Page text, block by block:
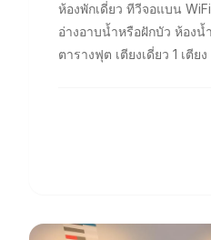
ห้องพักเดี่ยว ทีวีจอแบน WiFi ฟรี เครื่องปรับอากาศ
อ่างอาบน้ำหรือฝักบัว ห้องน้ำส่วนตัว ขนาดห้อง 86